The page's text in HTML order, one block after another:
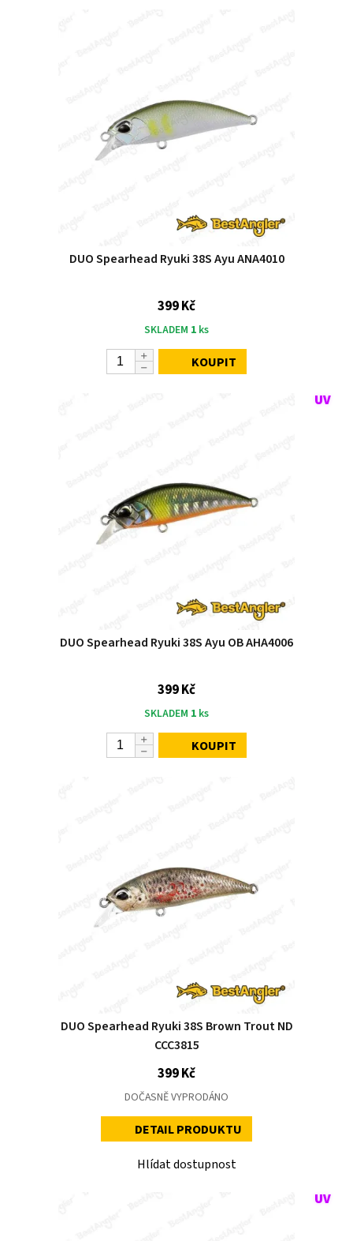
DUO Spearhead Ryuki 38S Ayu ANA4010
399 Kč
SKLADEM 1 ks
KOUPIT
DUO Spearhead Ryuki 38S Ayu OB AHA4006
399 Kč
SKLADEM 1 ks
KOUPIT
DUO Spearhead Ryuki 38S Brown Trout ND
CCC3815
399 Kč
DOČASNĚ VYPRODÁNO
DETAIL PRODUKTU
Hlídat dostupnost